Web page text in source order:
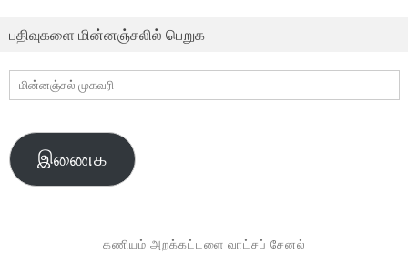
பதிவுகளை மின்னஞ்சலில் பெறுக
மின்னஞ்சல்
முகவரி
இணைக
கணியம் அறக்கட்டளை வாட்சப் சேனல்